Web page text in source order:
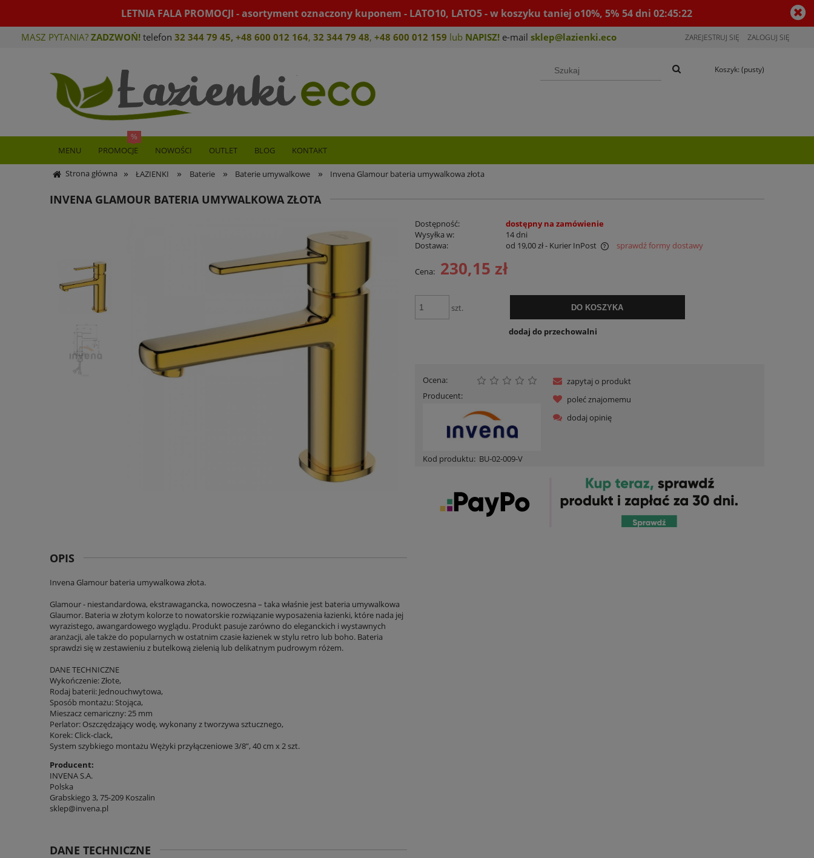
LETNIA FALA PROMOCJI - asortyment oznaczony kuponem - LATO10, LATO5 - w koszyku taniej o10%, 5% 54dni02:45:21
MASZ PYTANIA? ZADZWOŃ! telefon 32 344 79 45, +48 600 012 164, 32 344 79 48, +48 600 012 159 lub NAPISZ! e-mail sklep@lazienki.eco ZAREJESTRUJ SIĘ ZALOGUJ SIĘ
Koszyk: (pusty)
MENU PROMOCJE NOWOŚCI OUTLET BLOG KONTAKT
Strona główna » ŁAZIENKI » Baterie » Baterie umywalkowe » Invena Glamour bateria umywalkowa złota
INVENA GLAMOUR BATERIA UMYWALKOWA ZŁOTA
Dostępność:
dostępny na zamówienie
Wysyłka w:
14 dni
Dostawa:
od 19,00 zł- Kurier InPost
Cena nie zawiera ewentualnych kosztów
sprawdź formy dostawy
Cena: 230,15 zł
szt. DO KOSZYKA
dodaj do przechowalni
Ocena:
Producent:
Kod produktu: BU-02-009-V
zapytaj o produkt
poleć znajomemu
dodaj opinię
OPIS
Invena Glamour bateria umywalkowa złota.
Glamour - niestandardowa, ekstrawagancka, nowoczesna – taka właśnie jest bateria umywalkowa
Glaumor. Bateria w złotym kolorze to nowatorskie rozwiązanie wyposażenia łazienki, które nada jej
wyrazistego, awangardowego wyglądu. Produkt pasuje zarówno do eleganckich i wystawnych
aranżacji, ale także do popularnych w ostatnim czasie łazienek w stylu retro lub boho. Bateria
sprawdzi się w zestawieniu z butelkową zielenią lub delikatnym pudrowym różem.
DANE TECHNICZNE
Wykończenie: Złote,
Rodaj baterii: Jednouchwytowa,
Sposób montażu: Stojąca,
Mieszacz cemariczny: 25 mm
Perlator: Oszczędzający wodę, wykonany z tworzywa sztucznego,
Korek: Click-clack,
System szybkiego montażu Wężyki przyłączeniowe 3/8”, 40 cm x 2 szt.
Producent:
INVENA S.A.
Polska
Grabskiego 3, 75-209 Koszalin
sklep@invena.pl
DANE TECHNICZNE